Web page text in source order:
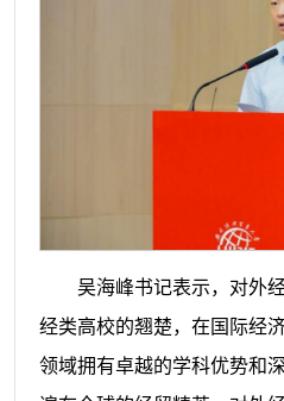
吴海峰书记表示，对外
经类高校的翘楚，在国际经
领域拥有卓越的学科优势和